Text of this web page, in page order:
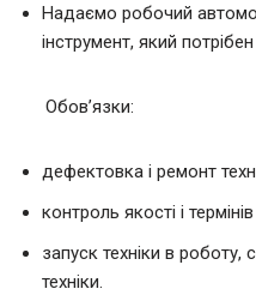
Надаємо робочий
інструмент, який
Обов’язки:
дефектовка і ремонт
контроль якості і
запуск техніки в роботу,
техніки.